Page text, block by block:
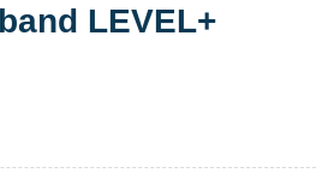
LEVEL+